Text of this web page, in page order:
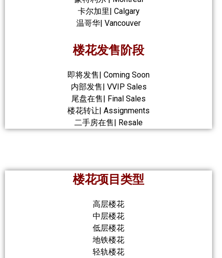
卡尔加里| Calgary
温哥华| Vancouver
楼花发售阶段
即将发售| Coming Soon
内部发售| VVIP Sales
尾盘在售| Final Sales
楼花转让| Assignments
二手房在售| Resale
楼花项目类型
高层楼花
中层楼花
低层楼花
地铁楼花
轻轨楼花